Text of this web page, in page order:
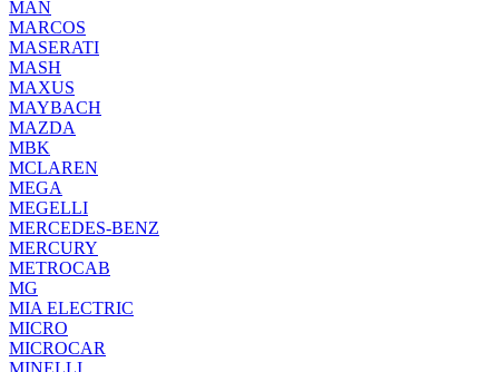
MAN
MARCOS
MASERATI
MASH
MAXUS
MAYBACH
MAZDA
MBK
MCLAREN
MEGA
MEGELLI
MERCEDES-BENZ
MERCURY
METROCAB
MG
MIA ELECTRIC
MICRO
MICROCAR
MINELLI